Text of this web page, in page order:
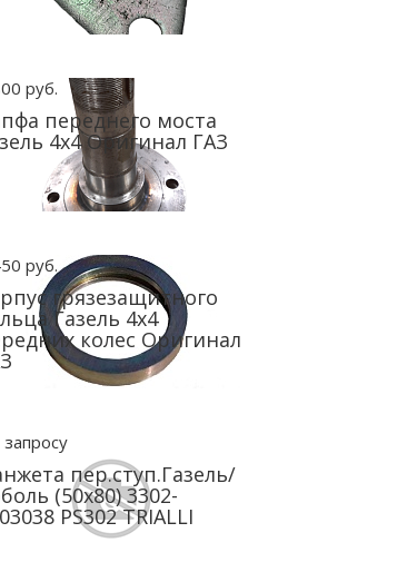
руб.
переднего моста
4х4 Оригинал ГАЗ
руб.
грязезащитного
Газель 4х4
колес Оригинал
пер.ступ.Газель/
(50х80) 3302-
PS302 TRIALLI